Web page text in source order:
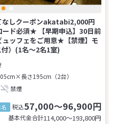
なしクーポンakatabi2,000円
ド必須★ 【早期申込】30日前
ッフェをご用意★【禁煙】モ
）(1名～2名1室)
長さ195cm（2台）
禁煙
名 税込57,000～96,900円
基本代金合計114,000〜193,800円